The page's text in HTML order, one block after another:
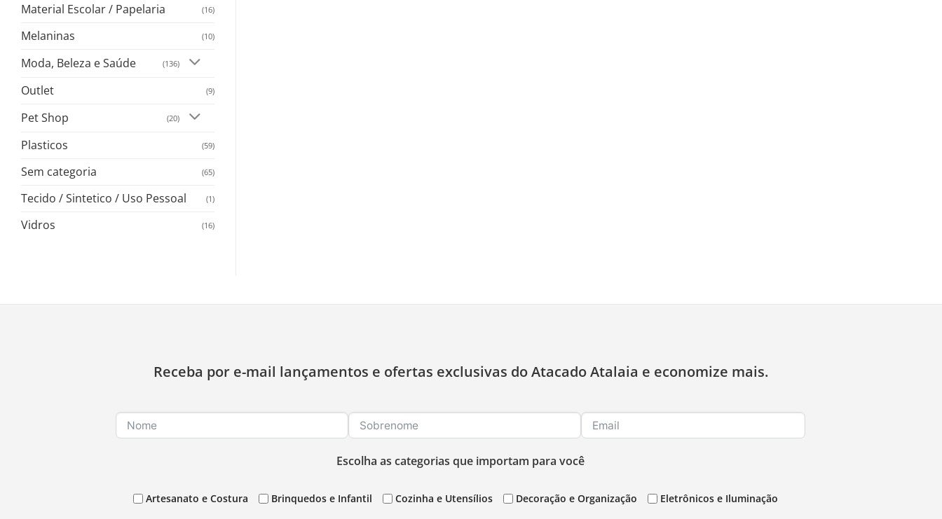
Material Escolar / Papelaria (16)
Melaninas (10)
Moda, Beleza e Saúde (136)
Outlet (9)
Pet Shop (20)
Plasticos (59)
Sem categoria (65)
Tecido / Sintetico / Uso Pessoal (1)
Vidros (16)
Receba por e-mail lançamentos e ofertas exclusivas do Atacado Atalaia e economize mais.
Escolha as categorias que importam para você
Artesanato e Costura Brinquedos e Infantil Cozinha e Utensílios Decoração e Organização Eletrônicos e Iluminação